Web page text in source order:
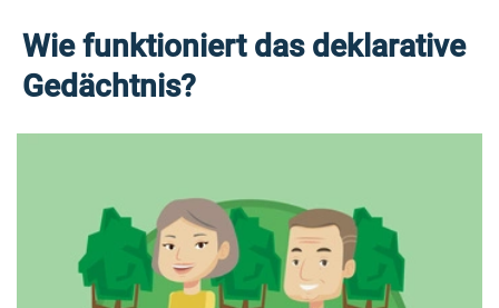
Wie funktioniert das deklarative
Gedächtnis?